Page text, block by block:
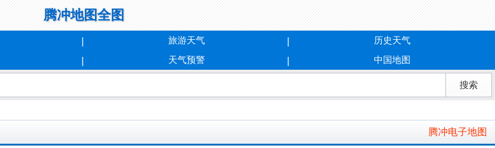
腾冲地图全图
旅游天气
历史天气
天气预警 中国地图
腾冲电子地图